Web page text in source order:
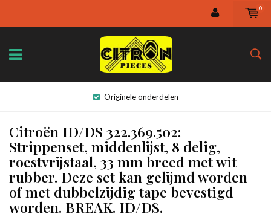
0
Originele onderdelen
Citroën ID/DS 322.369.502:
Strippenset, middenlijst, 8 delig,
roestvrijstaal, 33 mm breed met wit
rubber. Deze set kan gelijmd worden
of met dubbelzijdig tape bevestigd
worden. BREAK. ID/DS.